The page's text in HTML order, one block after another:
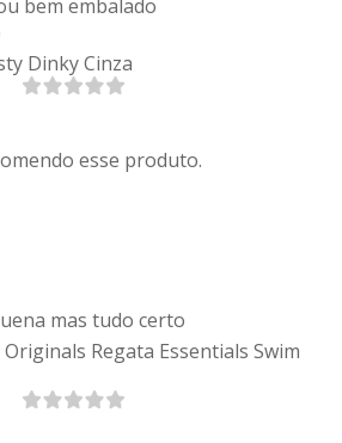
bem embalado
Dinky Cinza
esse produto.
mas tudo certo
Regata Essentials Swim